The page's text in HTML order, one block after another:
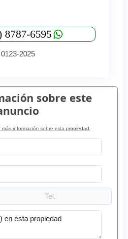
8787-6595
2025
sobre este
información sobre esta propiedad.